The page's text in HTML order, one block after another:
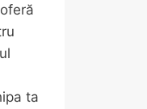
ta